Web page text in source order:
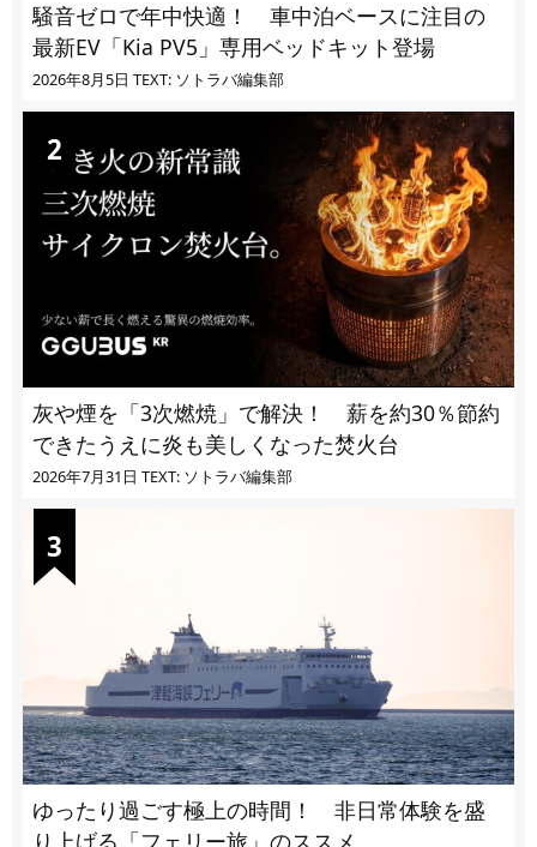
騒音ゼロで年中快適！ 車中泊ベースに注目の
最新EV「Kia PV5」専用ベッドキット登場
2026年8月5日 TEXT: ソトラバ編集部
灰や煙を「3次燃焼」で解決！ 薪を約30％節約
できたうえに炎も美しくなった焚火台
2026年7月31日 TEXT: ソトラバ編集部
ゆったり過ごす極上の時間！ 非日常体験を盛